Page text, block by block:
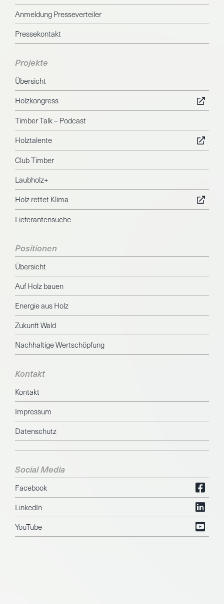
Anmeldung Presseverteiler
Pressekontakt
Projekte
Übersicht
Holzkongress
Timber Talk – Podcast
Holztalente
Club Timber
Laubholz+
Holz rettet Klima
Lieferantensuche
Positionen
Übersicht
Auf Holz bauen
Energie aus Holz
Zukunft Wald
Nachhaltige Wertschöpfung
Kontakt
Kontakt
Impressum
Datenschutz
Social Media
Facebook
LinkedIn
YouTube